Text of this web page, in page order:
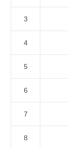
3
4
5
6
7
8